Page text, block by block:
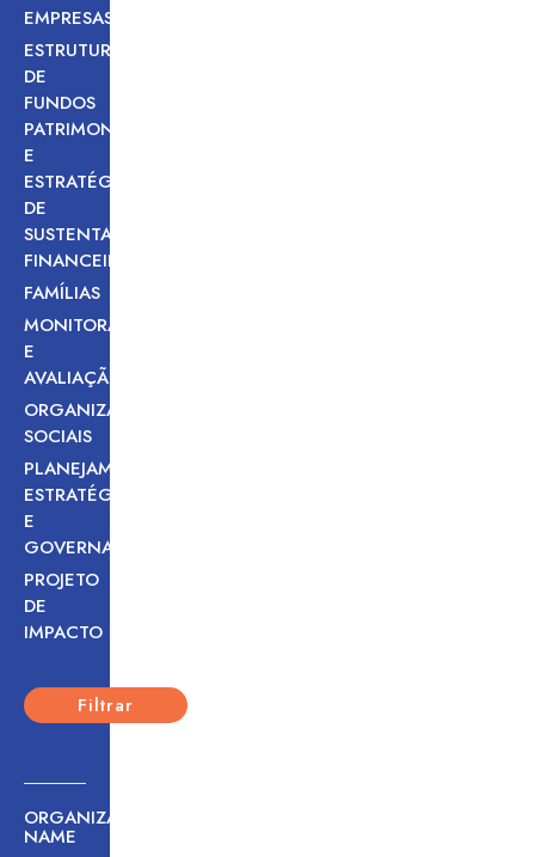
EMPRESAS
ESTRUTURAÇÃO
DE
FUNDOS
PATRIMONIAIS
E
ESTRATÉGIAS
DE
SUSTENTABILIDADE
FINANCEIRA
FAMÍLIAS
MONITORAMENTO
E
AVALIAÇÃO
ORGANIZAÇÕES
SOCIAIS
PLANEJAMENTO
ESTRATÉGICO
E
GOVERNANÇA
PROJETO
DE
IMPACTO
ORGANIZATION
NAME